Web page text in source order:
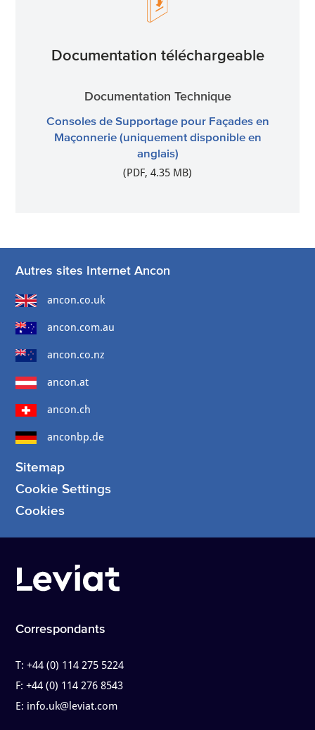
Documentation téléchargeable
Documentation Technique
Consoles de Supportage pour Façades en
Maçonnerie (uniquement disponible en
anglais)
(PDF, 4.35 MB)
Autres sites Internet Ancon
ancon.co.uk
ancon.com.au
ancon.co.nz
ancon.at
ancon.ch
anconbp.de
Sitemap
Cookie Settings
Cookies
Correspondants
T:+44 (0) 114 275 5224
F:+44 (0) 114 276 8543
E: info.uk@leviat.com